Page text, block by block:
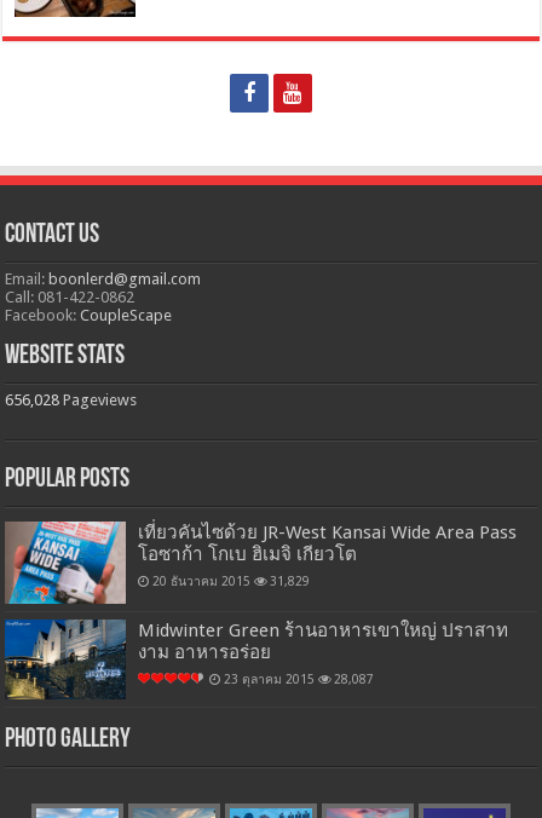
Contact Us
Email:boonlerd@gmail.com
Call: 081-422-0862
Facebook:CoupleScape
Website Stats
656,028 Pageviews
Popular Posts
เที่ยวคันไซด้วย JR-West Kansai Wide Area Pass
โอซาก้า โกเบ ฮิเมจิ เกียวโต
20 ธันวาคม 2015 31,829
Midwinter Green ร้านอาหารเขาใหญ่ ปราสาท
งาม อาหารอร่อย
23 ตุลาคม 2015 28,087
Photo Gallery